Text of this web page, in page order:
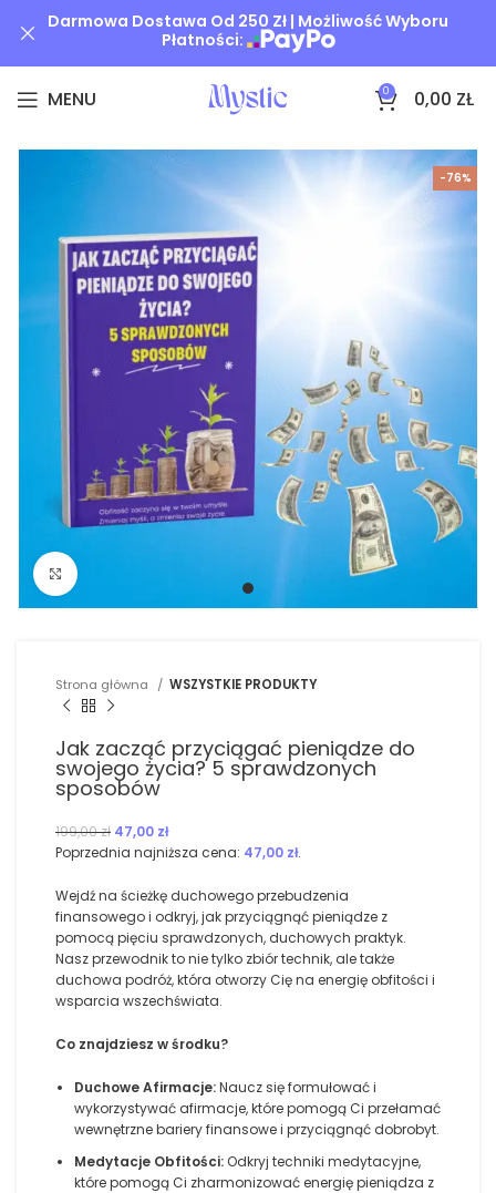
MENU 0 0,00 ZŁ
-76%
Strona główna WSZYSTKIE PRODUKTY
Jak zacząć przyciągać pieniądze do
swojego życia? 5 sprawdzonych
sposobów
199,00zł Pierwotna
cena
199,00 zł.
47,00 złAktualna
cena
47,00 zł.
Poprzednia najniższa cena: 47,00 zł.
Wejdź na ścieżkę duchowego przebudzenia
finansowego i odkryj, jak przyciągnąć pieniądze z
pomocą pięciu sprawdzonych, duchowych praktyk.
Nasz przewodnik to nie tylko zbiór technik, ale także
duchowa podróż, która otworzy Cię na energię obfitości i
wsparcia wszechświata.
Co znajdziesz w środku?
Duchowe Afirmacje:Naucz się formułować i
wykorzystywać afirmacje, które pomogą Ci przełamać
wewnętrzne bariery finansowe i przyciągnąć dobrobyt.
Medytacje Obfitości: Odkryj techniki medytacyjne,
które pomogą Ci zharmonizować energię pieniądza z
Darmowa Dostawa Od 250 Zł | Możliwość Wyboru
Płatności: